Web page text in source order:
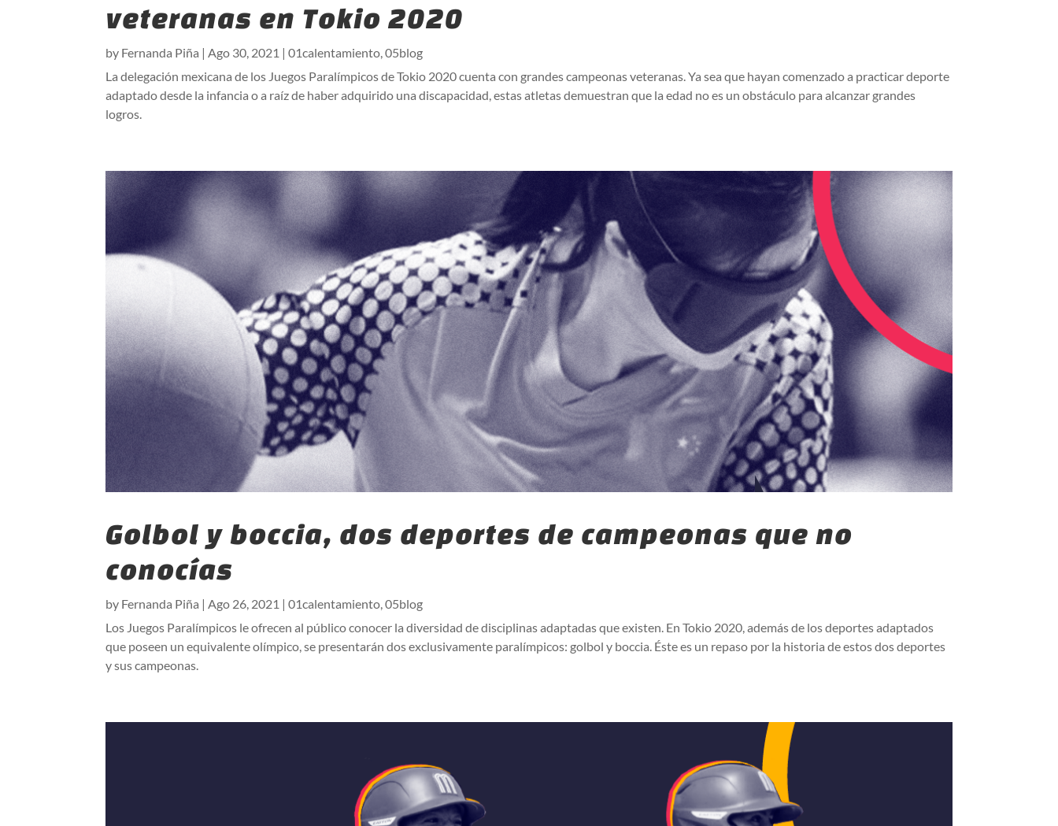
veteranas en Tokio 2020
by Fernanda Piña |Ago 30, 2021 |01calentamiento,05blog
La delegación mexicana de los Juegos Paralímpicos de Tokio 2020 cuenta con grandes campeonas veteranas. Ya sea que hayan comenzado a practicar deporte
adaptado desde la infancia o a raíz de haber adquirido una discapacidad, estas atletas demuestran que la edad no es un obstáculo para alcanzar grandes
logros.
Golbol y boccia, dos deportes de campeonas que no
conocías
by Fernanda Piña |Ago 26, 2021 |01calentamiento,05blog
Los Juegos Paralímpicos le ofrecen al público conocer la diversidad de disciplinas adaptadas que existen. En Tokio 2020, además de los deportes adaptados
que poseen un equivalente olímpico, se presentarán dos exclusivamente paralímpicos: golbol y boccia. Éste es un repaso por la historia de estos dos deportes
y sus campeonas.